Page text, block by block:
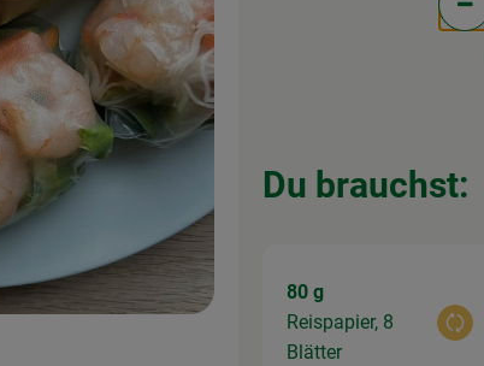
Du brauchst:
80 g
Reispapier, 8
Blätter